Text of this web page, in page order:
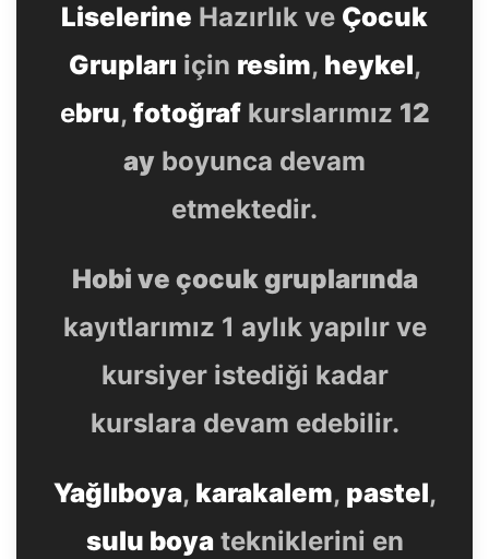
Liselerine Hazırlık ve Çocuk
Grupları için resim, heykel,
ebru, fotoğrafkurslarımız 12
ay boyunca devam
etmektedir.
Hobi ve çocuk gruplarında
kayıtlarımız 1 aylık yapılır ve
kursiyer istediği kadar
kurslara devam edebilir.
Yağlıboya, karakalem, pastel,
sulu boyatekniklerini en